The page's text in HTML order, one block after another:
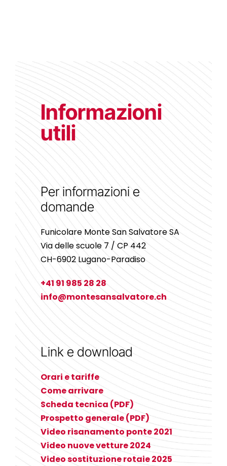
Informazioni
utili
Per informazioni e
domande
Funicolare Monte San Salvatore SA
Via delle scuole 7 / CP 442
CH-6902 Lugano-Paradiso
+41 91 985 28 28
info@montesansalvatore.ch
Link e download
Orari e tariffe
Come arrivare
Scheda tecnica (PDF)
Prospetto generale (PDF)
Video risanamento ponte 2021
Video nuove vetture 2024
Video sostituzione rotaie 2025